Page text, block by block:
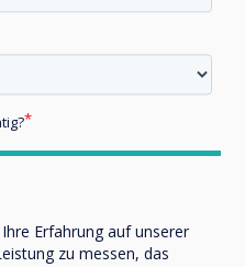
in any room
camera in seconds, or use
laptop or personal device.
will enhance your Zoom
Erfahrung auf unserer
zu messen, das